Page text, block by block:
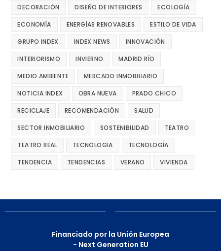
DECORACIÓN DISEÑO DE INTERIORES ECOLOGÍA
ECONOMÍA ENERGÍAS RENOVABLES ESTILO DE VIDA
GRUPO INDEX INDEX NEWS INNOVACIÓN
INTERIORISMO INVIERNO MADRID RÍO
MEDIO AMBIENTE MERCADO INMOBILIARIO
NOTICIA INDEX OBRA NUEVA PRADO CHICO
RECICLAJE RECOMENDACIÓN SALUD
SECTOR INMOBILIARIO SOSTENIBILIDAD TEATRO
TEATRO REAL TECNOLOGIA TECNOLOGÍA
TENDENCIA TENDENCIAS VERANO VIVIENDA
Financiado por la Unión Europea
- Next Generation EU